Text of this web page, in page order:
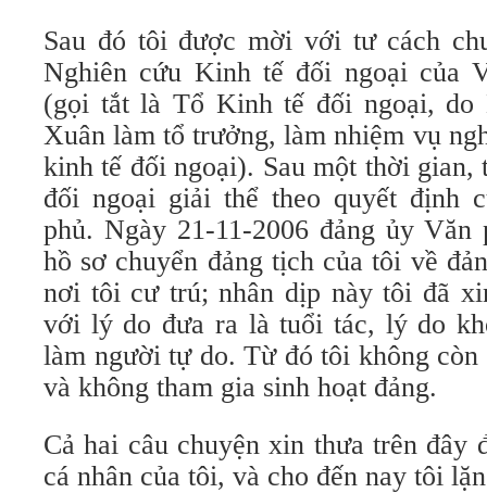
Sau đó tôi được mời với tư cách
Nghiên cứu Kinh tế đối ngoại của
(gọi tắt là Tổ Kinh tế đối ngoại, do
Xuân làm tổ trưởng, làm nhiệm vụ
kinh tế đối ngoại). Sau một thời
đối ngoại giải thể theo quyết định
phủ. Ngày 21-11-2006 đảng ủy Văn
hồ sơ chuyển đảng tịch của tôi về
nơi tôi cư trú; nhân dịp này tôi đã
với lý do đưa ra là tuổi tác, lý do
làm người tự do. Từ đó tôi không
và không tham gia sinh hoạt đảng.
Cả hai câu chuyện xin thưa trên đây
cá nhân của tôi, và cho đến nay tôi